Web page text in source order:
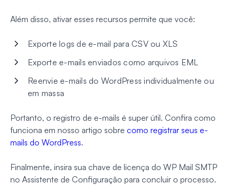
Além disso, ativar esses recursos permite que você:
Exporte logs de e-mail para CSV ou XLS
Exporte e-mails enviados como arquivos EML
Reenvie e-mails do WordPress individualmente ou
em massa
Portanto, o registro de e-mails é super útil. Confira como
funciona em nosso artigo sobre como registrar seus e-
mails do WordPress.
Finalmente, insira sua chave de licença do WP Mail SMTP
no Assistente de Configuração para concluir o processo.